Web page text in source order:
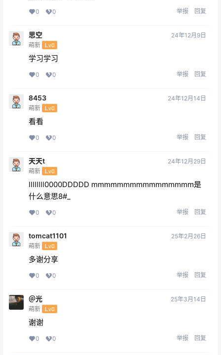
0 0 举报 回复
思空
萌新 Lv0
24年12月9日
学习学习
0 0 举报 回复
8453
萌新 Lv0
24年12月14日
看看
0 0 举报 回复
天天t
萌新 Lv0
24年12月29日
llllllll0000DDDDD mmmmmmmmmmmmmmmm是
什么意思8#_
0 0 举报 回复
tomcat1101
萌新 Lv0
25年2月26日
多谢分享
0 0 举报 回复
＠光
萌新 Lv0
25年3月14日
谢谢
0 0 举报 回复